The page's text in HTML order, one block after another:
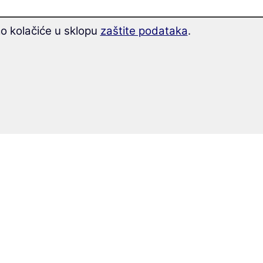
kolačiće u sklopu zaštite podataka.